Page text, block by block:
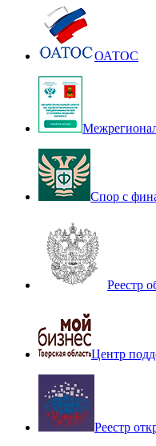
ОАТОС
Спор с
Реестр
Центр
Реестр